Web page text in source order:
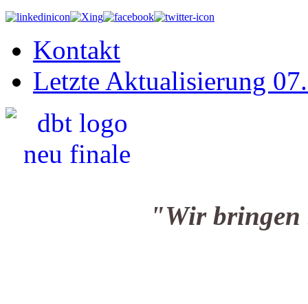
Kontakt
Letzte Aktualisierung
"Wir bringen Sie